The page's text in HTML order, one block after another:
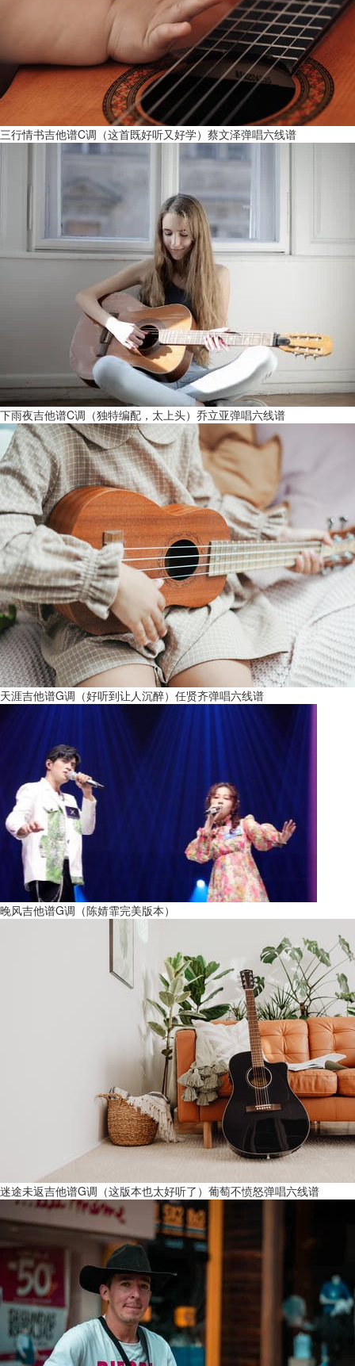
三行情书吉他谱C调（这首既好听又好学）蔡文泽弹唱六线谱
下雨夜吉他谱C调（独特编配，太上头）乔立亚弹唱六线谱
天涯吉他谱G调（好听到让人沉醉）任贤齐弹唱六线谱
晚风吉他谱G调（陈婧霏完美版本）
迷途未返吉他谱G调（这版本也太好听了）葡萄不愤怒弹唱六线谱